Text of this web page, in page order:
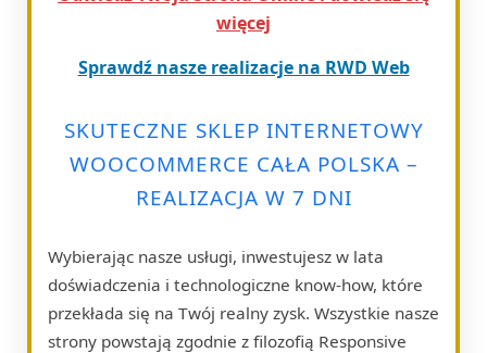
więcej
Sprawdź nasze realizacje na RWD Web
SKUTECZNE SKLEP INTERNETOWY
WOOCOMMERCE CAŁA POLSKA –
REALIZACJA W 7 DNI
Wybierając nasze usługi, inwestujesz w lata
doświadczenia i technologiczne know-how, które
przekłada się na Twój realny zysk. Wszystkie nasze
strony powstają zgodnie z filozofią Responsive